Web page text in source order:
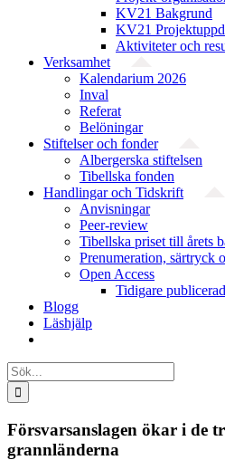
KV21 Bakgrund
KV21
Aktiviteter och
Verksamhet
Kalendarium 2026
Inval
Referat
Belöningar
Stiftelser och fonder
Albergerska stiftelsen
Tibellska fonden
Handlingar och Tidskrift
Anvisningar
Peer-review
Tibellska priset till årets
Prenumeration, särtryck
Open Access
Tidigare
Blogg
Läshjälp
Sök
efter:
Försvarsanslagen ökar i de
grannländerna